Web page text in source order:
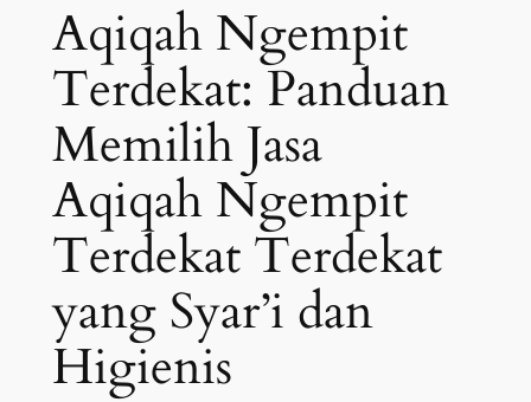
Aqiqah Ngempit
Terdekat: Panduan
Memilih Jasa
Aqiqah Ngempit
Terdekat Terdekat
yang Syar’i dan
Higienis